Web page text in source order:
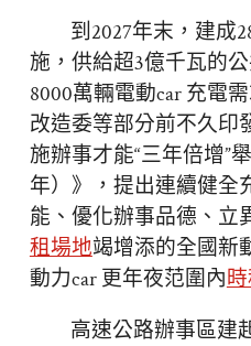
到2027年末，建成
施，供給超3億千瓦的
8000萬輛電動car 充電
改造委等部分前不久印
施辦事才能“三年倍增”
年）》，提出連續健全
能、優化辦事品德、立
租場地竭增添的全國新
動力car 更年夜范圍內
高速公路辦事區建